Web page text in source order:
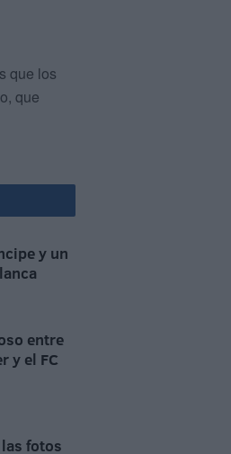
que los
que
y un
entre
y el FC
fotos